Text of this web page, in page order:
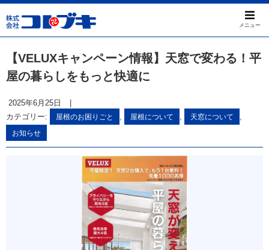
メニュー
【VELUXキャンペーン情報】天窓で変わる！平
屋の暮らしをもっと快適に
2025年6月25日
カテゴリー:
屋根のお困りごと , 屋根について , 天窓について ,
お知らせ